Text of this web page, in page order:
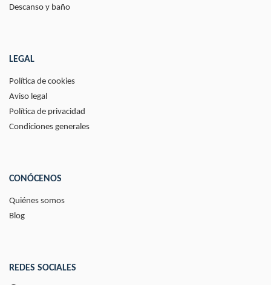
Descanso y baño
LEGAL
Política de cookies
Aviso legal
Política de privacidad
Condiciones generales
CONÓCENOS
Quiénes somos
Blog
REDES SOCIALES